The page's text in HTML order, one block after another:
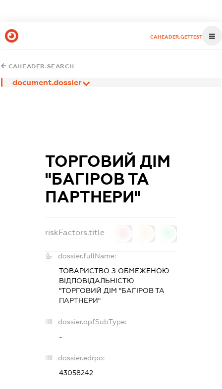
CAHEADER.GETTEST
CAHEADER.SEARCH
document.dossier
ТОРГОВИЙ ДІМ
"БАГІРОВ ТА
ПАРТНЕРИ"
riskFactors.title
dossier.fullName:
ТОВАРИСТВО З ОБМЕЖЕНОЮ
ВІДПОВІДАЛЬНІСТЮ
"ТОРГОВИЙ ДІМ "БАГІРОВ ТА
ПАРТНЕРИ"
dossier.opfSubType:
-
dossier.edrpo:
43058242